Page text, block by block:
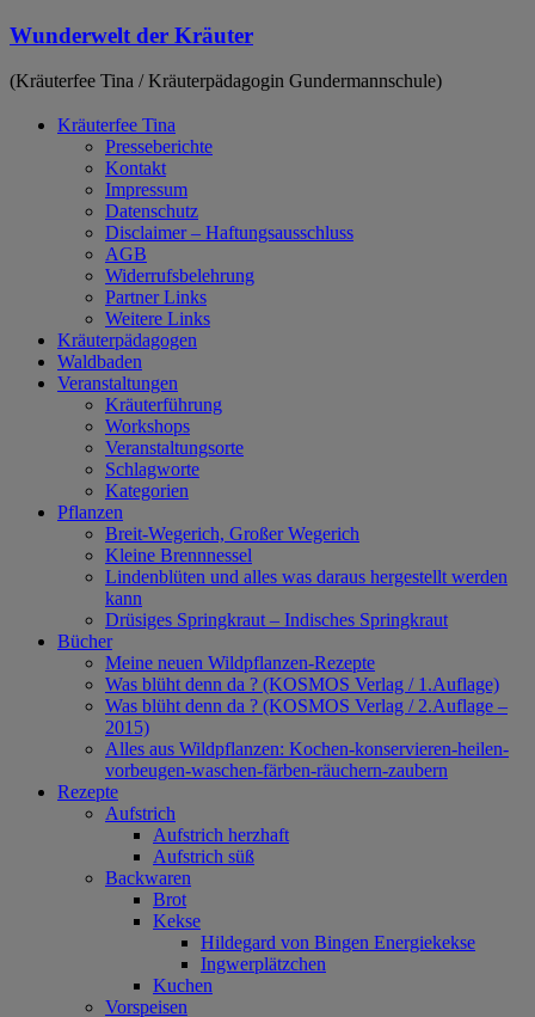
Zum
springen
Wunderwelt der Kräuter
(Kräuterfee Tina / Kräuterpädagogin Gundermannschule)
Kräuterfee Tina
Presseberichte
Kontakt
Impressum
Datenschutz
Disclaimer – Haftungsausschluss
AGB
Widerrufsbelehrung
Partner Links
Weitere Links
Kräuterpädagogen
Waldbaden
Veranstaltungen
Kräuterführung
Workshops
Veranstaltungsorte
Schlagworte
Kategorien
Pflanzen
Breit-Wegerich, Großer Wegerich
Kleine Brennnessel
Lindenblüten und alles was daraus hergestellt werden
kann
Drüsiges Springkraut – Indisches Springkraut
Bücher
Meine neuen Wildpflanzen-Rezepte
Was blüht denn da ? (KOSMOS Verlag / 1.Auflage)
Was blüht denn da ? (KOSMOS Verlag / 2.Auflage –
2015)
Alles aus Wildpflanzen: Kochen-konservieren-heilen-
vorbeugen-waschen-färben-räuchern-zaubern
Rezepte
Aufstrich
Aufstrich herzhaft
Aufstrich süß
Backwaren
Brot
Kekse
Hildegard von Bingen Energiekekse
Ingwerplätzchen
Kuchen
Vorspeisen